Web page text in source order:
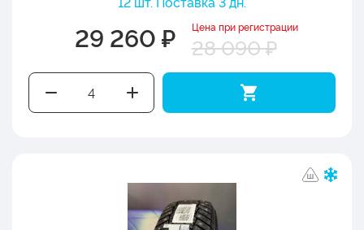
29 260 ₽ Цена при регистрации
28 090 ₽